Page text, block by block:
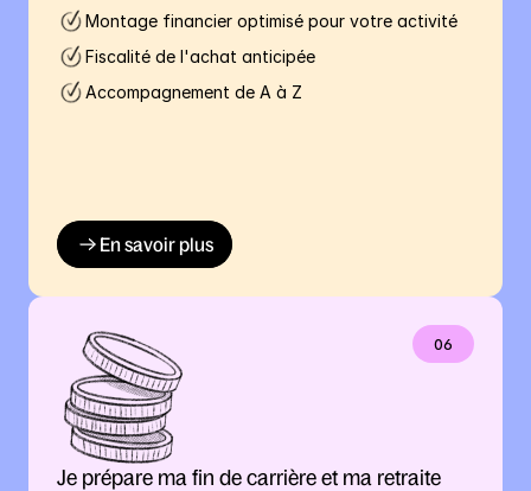
Montage financier optimisé pour votre activité
Fiscalité de l'achat anticipée
Accompagnement de A à Z
En savoir plus
06
Je prépare ma fin de carrière et ma retraite